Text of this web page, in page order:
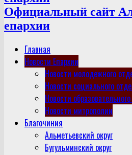
Официальный сайт
епархии
Главная
Новости Епархии
Новости молодежного
Новости социального
Новости
Новости митрополии
Благочиния
Альметьевский округ
Бугульминский округ